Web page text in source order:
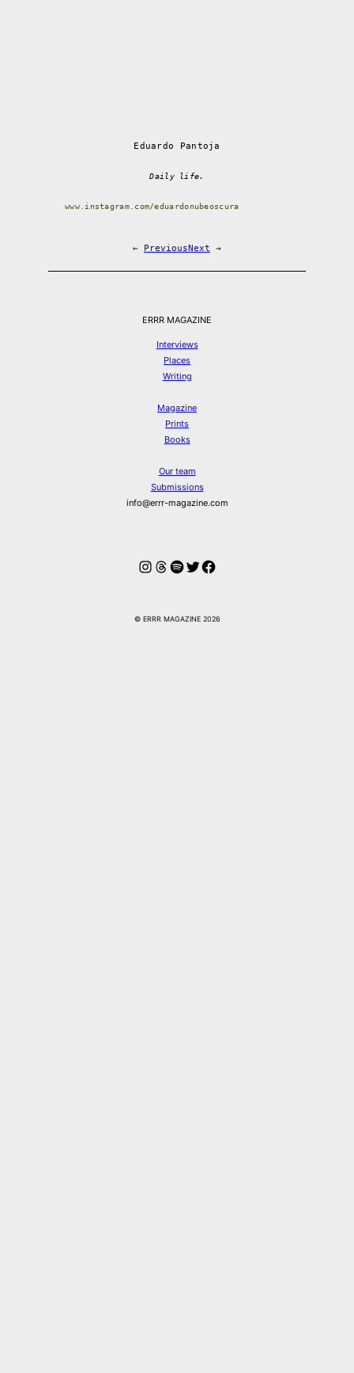
Eduardo Pantoja
Daily life.
www.instagram.com/eduardonubeoscura
← PreviousNext →
ERRR MAGAZINE
Interviews
Places
Writing
Magazine
Prints
Books
Our team
Submissions
info@errr-magazine.com
Instagram
Threads
Spotify
Twitter
Facebook
© ERRR MAGAZINE 2026